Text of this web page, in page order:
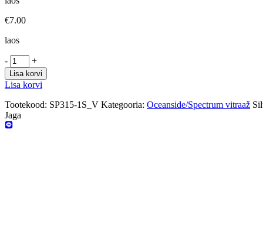
€7.00
laos
- +
Lisa korvi
Lisa korvi
Tootekood: SP315-1S_V Kategooria: Oceanside/Spectrum vitraaž
Jaga